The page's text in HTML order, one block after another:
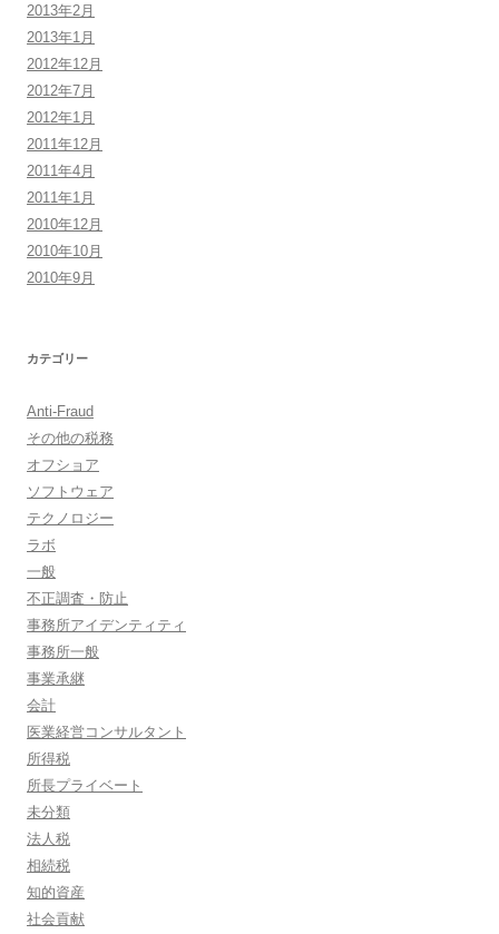
2013年2月
2013年1月
2012年12月
2012年7月
2012年1月
2011年12月
2011年4月
2011年1月
2010年12月
2010年10月
2010年9月
カテゴリー
Anti-Fraud
その他の税務
オフショア
ソフトウェア
テクノロジー
ラボ
一般
不正調査・防止
事務所アイデンティティ
事務所一般
事業承継
会計
医業経営コンサルタント
所得税
所長プライベート
未分類
法人税
相続税
知的資産
社会貢献